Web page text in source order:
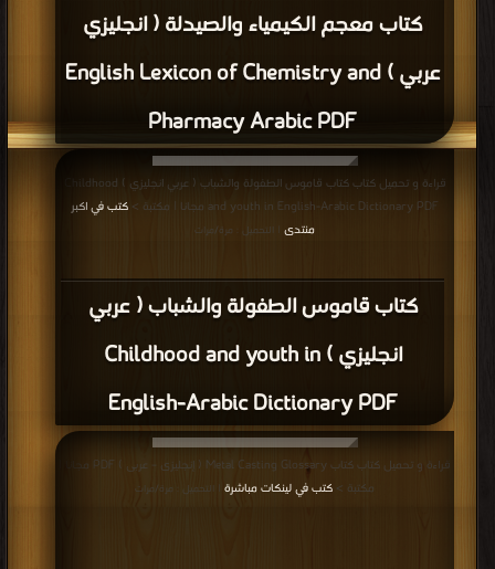
كتاب معجم الكيمياء والصيدلة ( انجليزي
عربي ) English Lexicon of Chemistry and
Pharmacy Arabic PDF
كتاب قاموس الطفولة والشباب ( عربي
انجليزي ) Childhood and youth in
English-Arabic Dictionary PDF
قراءة و تحميل كتاب كتاب قاموس الطفولة والشباب ( عربي انجليزي ) Childhood
and youth in English-Arabic Dictionary PDF مجانا | مكتبة >
كتب في اكبر
منتدى
| التحميل : مرة/مرات
قراءة و تحميل كتاب كتاب Metal Casting Glossary ( إنجلیزى – عربى ) PDF مجانا |
مكتبة > كتب في لينكات مباشرة | التحميل : مرة/مرات